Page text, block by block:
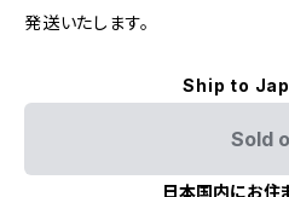
発送いたします。
Ship to
Sold
日本国内にお住